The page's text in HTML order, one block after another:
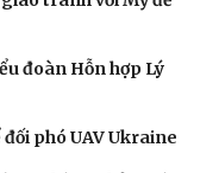
điệu
nghiệm
đổi số
đoàn Hỗn hợp Lý
phó UAV Ukraine